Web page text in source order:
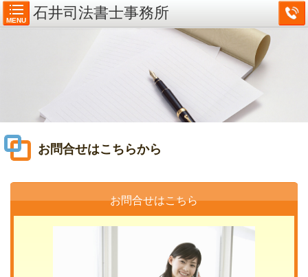
MENU 石井司法書士事務所
お問合せはこちらから
お問合せはこちら